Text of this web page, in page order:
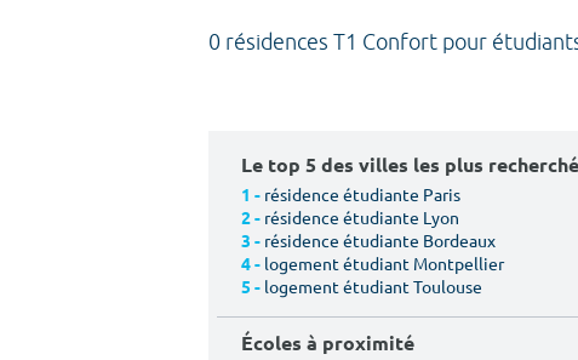
0 résidences T1 Confort pour
Le top 5 des villes les plus
1 - résidence étudiante Paris
2 - résidence étudiante Lyon
3 - résidence étudiante Bordeaux
4 - logement étudiant Montpellier
5 - logement étudiant Toulouse
Écoles à proximité